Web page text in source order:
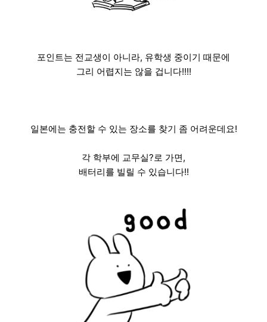
포인트는 전교생이 아니라, 유학생 중이기 때문에
그리 어렵지는 않을 겁니다!!!!
일본에는 충전할 수 있는 장소를 찾기 좀 어려운데요!
각 학부에 교무실?로 가면,
배터리를 빌릴 수 있습니다!!